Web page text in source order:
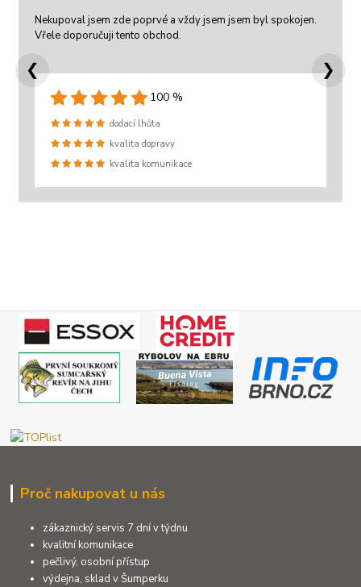
Nekupoval jsem zde poprvé a vždy jsem jsem byl spokojen.
Vřele doporučuji tento obchod.
100 %
dodací lhůta
kvalita dopravy
kvalita komunikace
❮ ❯
Proč nakupovat u nás
zákaznický servis 7 dní v týdnu
kvalitní komunikace
pečlivý, osobní přístup
výdejna, sklad v Šumperku